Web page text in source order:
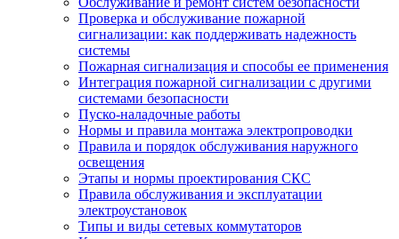
Проверка и обслуживание пожарной
сигнализации: как поддерживать надежность
системы
Пожарная сигнализация и способы ее применения
Интеграция пожарной сигнализации с другими
системами безопасности
Пуско-наладочные работы
Нормы и правила монтажа электропроводки
Правила и порядок обслуживания наружного
освещения
Этапы и нормы проектирования СКС
Правила обслуживания и эксплуатации
электроустановок
Типы и виды сетевых коммутаторов